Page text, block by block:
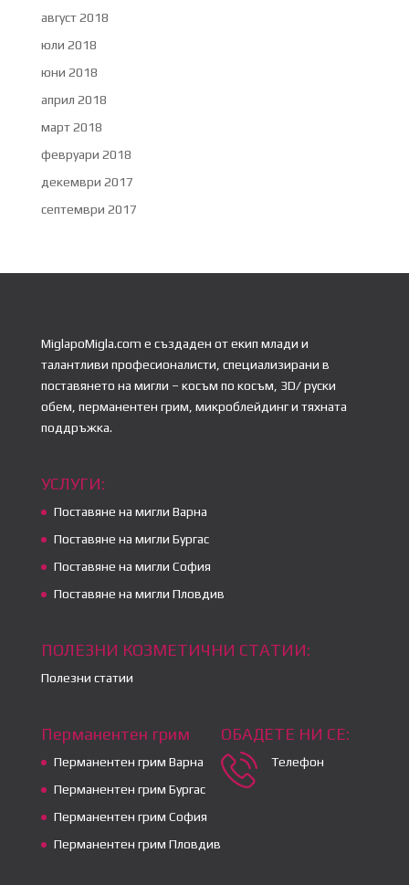
август 2018
юли 2018
юни 2018
април 2018
март 2018
февруари 2018
декември 2017
септември 2017
MiglapoMigla.com е създаден от екип млади и
талантливи професионалисти, специализирани в
поставянето на мигли – косъм по косъм, 3D/ руски
обем, перманентен грим, микроблейдинг и тяхната
поддръжка.
УСЛУГИ:
Поставяне на мигли Варна
Поставяне на мигли Бургас
Поставяне на мигли София
Поставяне на мигли Пловдив
ПОЛЕЗНИ КОЗМЕТИЧНИ СТАТИИ:
Полезни статии
Перманентен грим
Перманентен грим Варна
Перманентен грим Бургас
Перманентен грим София
Перманентен грим Пловдив
ОБАДЕТЕ НИ СЕ:
Телефон